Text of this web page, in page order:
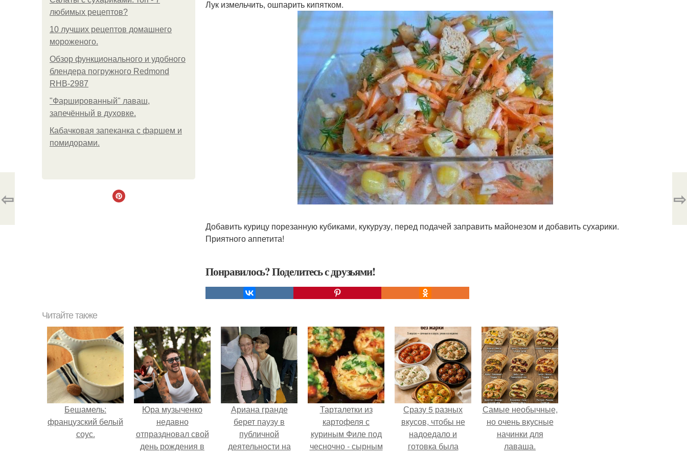
любимых рецептов?
10 лучших рецептов домашнего
мороженого.
Обзор функционального и удобного
блендера погружного Redmond
RHB-2987
"Фаршированный" лаваш,
запечённый в духовке.
Кабачковая запеканка с фаршем и
помидорами.
Лук измельчить, ошпарить кипятком.
Добавить курицу порезанную кубиками, кукурузу, перед подачей заправить майонезом и добавить сухарики.
Приятного аппетита!
Понравилось? Поделитесь с друзьями!
⇦ ⇨
Читайте также
Бешамель:
французский белый
соус.
Юра музыченко
недавно
отпраздновал свой
день рождения в
Ариана гранде
берет паузу в
публичной
деятельности на
Тарталетки из
картофеля с
куриным Филе под
чесночно - сырным
Сразу 5 разных
вкусов, чтобы не
надоедало и
готовка была
Самые необычные,
но очень вкусные
начинки для
лаваша.